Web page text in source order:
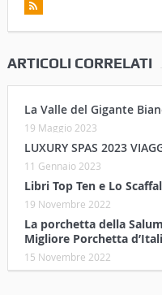
ARTICOLI CORRELATI
La Valle del Gigante
19 Maggio 2023
LUXURY SPAS 2023
11 Gennaio 2023
Libri Top Ten e Lo
19 Novembre 2022
La porchetta della
Migliore Porchetta
15 Novembre 2022